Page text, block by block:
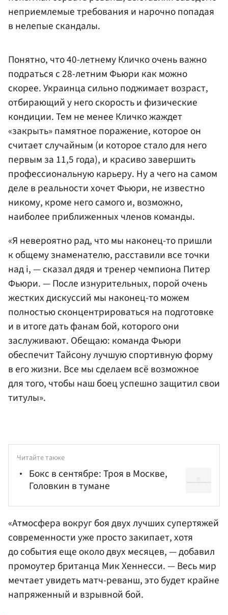
неприемлемые требования и нарочно попадая
в нелепые скандалы.
Понятно, что 40-летнему Кличко очень важно
подраться с 28-летним Фьюри как можно
скорее. Украинца сильно поджимает возраст,
отбирающий у него скорость и физические
кондиции. Тем не менее Кличко жаждет
«закрыть» памятное поражение, которое он
считает случайным (и которое стало для него
первым за 11,5 года), и красиво завершить
профессиональную карьеру. Ну а чего на самом
деле в реальности хочет Фьюри, не известно
никому, кроме него самого и, возможно,
наиболее приближенных членов команды.
«Я невероятно рад, что мы наконец-то пришли
к общему знаменателю, расставили все точки
над i, — сказал дядя и тренер чемпиона Питер
Фьюри. — После изнурительных, порой очень
жестких дискуссий мы наконец-то можем
полностью сконцентрироваться на подготовке
и в итоге дать фанам бой, которого они
заслуживают. Обещаю: команда Фьюри
обеспечит Тайсону лучшую спортивную форму
в его жизни. Все мы сделаем всё возможное
для того, чтобы наш боец успешно защитил свои
титулы».
Читайте также
Бокс в сентябре: Троя в Москве,
Головкин в тумане
«Атмосфера вокруг боя двух лучших супертяжей
современности уже просто закипает, хотя
до события еще около двух месяцев, — добавил
промоутер британца Мик Хеннесси. — Весь мир
мечтает увидеть матч-реванш, это будет крайне
напряженный и взрывной бой.